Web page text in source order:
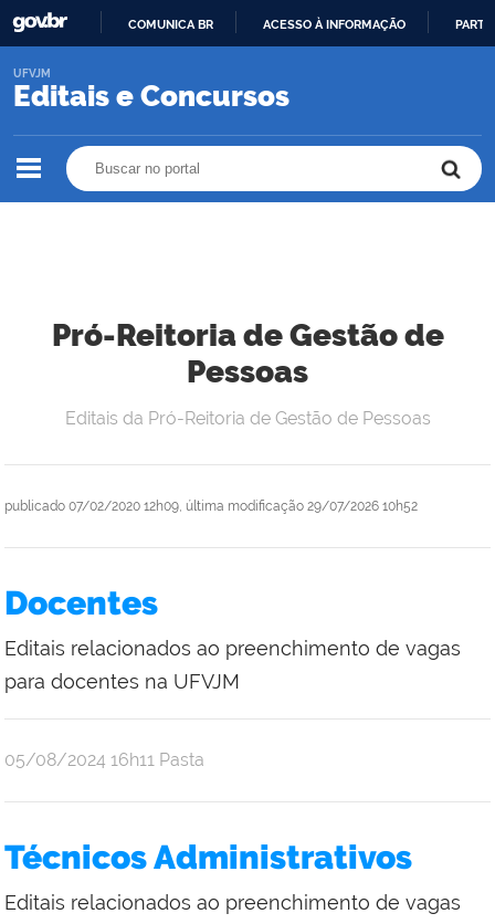
O
COMUNICA BR ACESSO À INFORMAÇÃO
Editais e Concursos
UFVJM
Pró-Reitoria de Gestão de
Pessoas
publicado 07/02/2020 12h09, última modificação 29/07/2026 10h52
Editais da Pró-Reitoria de Gestão de Pessoas
Docentes
Editais relacionados ao preenchimento de vagas
para docentes na UFVJM
publicado
05/08/2024 16h11 Pasta
Técnicos Administrativos
Editais relacionados ao preenchimento de vagas